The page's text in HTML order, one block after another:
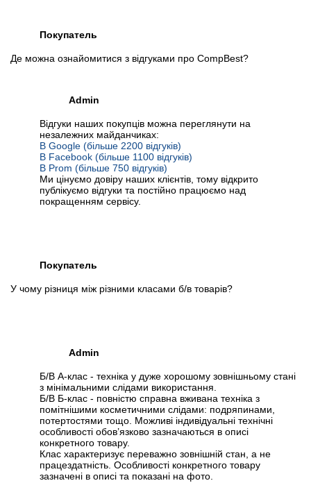
Покупатель
Де можна ознайомитися з відгуками про CompBest?
Admin
Відгуки наших покупців можна переглянути на
незалежних майданчиках:
В Google (більше 2200 відгуків)
В Facebook (більше 1100 відгуків)
В Prom (більше 750 відгуків)
Ми цінуємо довіру наших клієнтів, тому відкрито
публікуємо відгуки та постійно працюємо над
покращенням сервісу.
Покупатель
У чому різниця між різними класами б/в товарів?
Admin
Б/В А-клас - техніка у дуже хорошому зовнішньому стані
з мінімальними слідами використання.
Б/В Б-клас - повністю справна вживана техніка з
помітнішими косметичними слідами: подряпинами,
потертостями тощо. Можливі індивідуальні технічні
особливості обов’язково зазначаються в описі
конкретного товару.
Клас характеризує переважно зовнішній стан, а не
працездатність. Особливості конкретного товару
зазначені в описі та показані на фото.